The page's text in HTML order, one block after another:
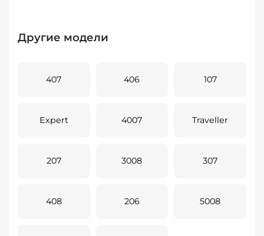
Другие модели
407 406 107
Expert 4007 Traveller
207 3008 307
408 206 5008